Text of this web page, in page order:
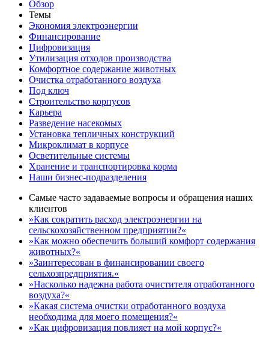
Обзор
Темы
Экономия электроэнергии
Финансирование
Цифровизация
Утилизация отходов производства
Комфортное содержание животных
Очистка отработанного воздуха
Под ключ
Строительство корпусов
Карьера
Разведение насекомых
Установка тепличных конструкций
Микроклимат в корпусе
Осветительные системы
Хранение и транспортировка корма
Наши бизнес-подразделения
Самые часто задаваемые вопросы и обращения наших
клиентов
»Как сократить расход электроэнергии на
сельскохозяйственном предприятии?«
»Как можно обеспечить больший комфорт содержания
животных?«
»Заинтересован в финансировании своего
сельхозпредприятия.«
»Насколько надежна работа очистителя отработанного
воздуха?«
»Какая система очистки отработанного воздуха
необходима для моего помещения?«
»Как цифровизация повлияет на мой корпус?«